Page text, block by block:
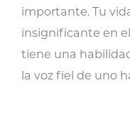
importante. Tu
insignificante en
tiene una
la voz fiel de uno